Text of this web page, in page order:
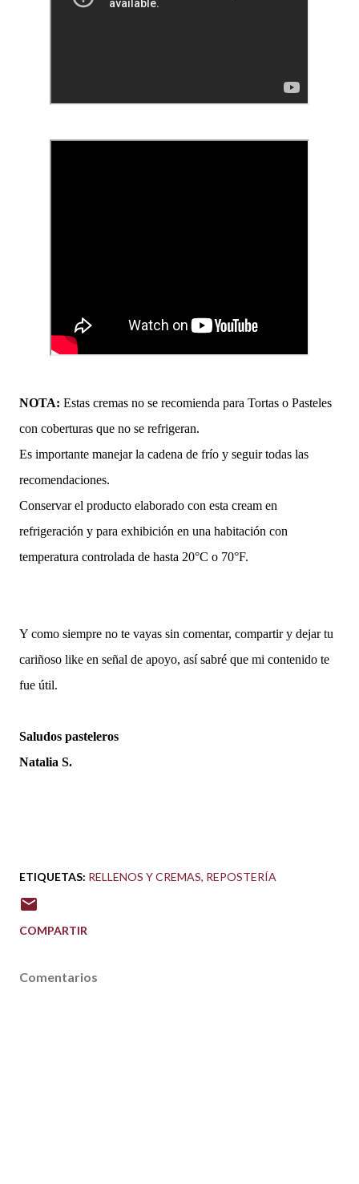
NOTA: Estas cremas no se recomienda para Tortas o Pasteles
con coberturas que no se refrigeran.
Es importante manejar la cadena de frío y seguir todas las
recomendaciones.
Conservar el producto elaborado con esta cream en
refrigeración y para exhibición en una habitación con
temperatura controlada de hasta 20°C o 70°F.
Y como siempre no te vayas sin comentar, compartir y dejar tu
cariñoso like en señal de apoyo, así sabré que mi contenido te
fue útil.
Saludos pasteleros
Natalia S.
ETIQUETAS: RELLENOS Y CREMAS REPOSTERÍA
COMPARTIR
Comentarios